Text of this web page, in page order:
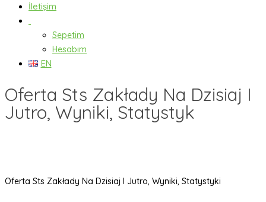
İletişim
Sepetim
Hesabım
EN
Oferta Sts Zakłady Na Dzisiaj I
Jutro, Wyniki, Statystyk
Oferta Sts Zakłady Na Dzisiaj I Jutro, Wyniki, Statystyki